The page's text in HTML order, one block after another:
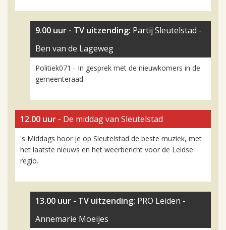
9.00 uur - TV uitzending: Partij Sleutelstad -
Ben van de Lageweg
Politiek071 - In gesprek met de nieuwkomers in de
gemeenteraad
12.00 uur - De middag van Sleutelstad
's Middags hoor je op Sleutelstad de beste muziek, met
het laatste nieuws en het weerbericht voor de Leidse
regio.
13.00 uur - TV uitzending: PRO Leiden -
Annemarie Moeijes